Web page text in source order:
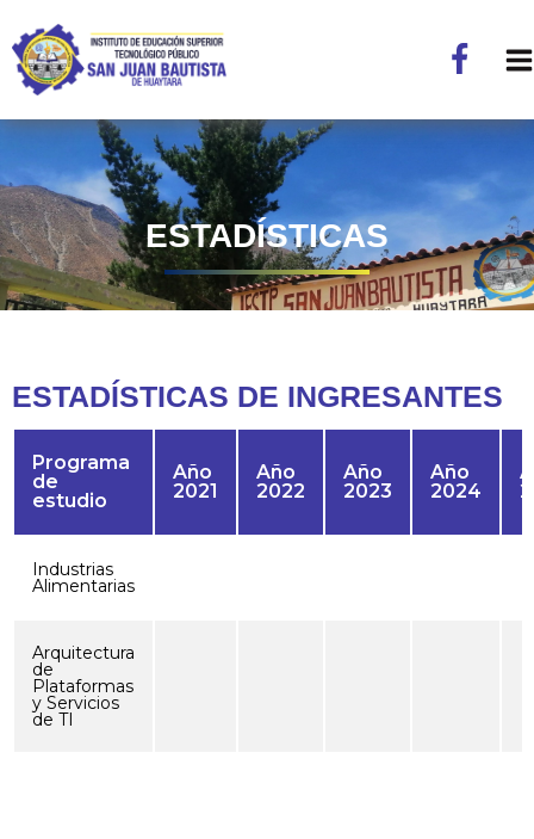
ESTADÍSTICAS
ESTADÍSTICAS DE INGRESANTES
Programa
de
estudio
Año
2021
Año
2022
Año
2023
Año
2024
Industrias
Alimentarias
Arquitectura
de
Plataformas
y Servicios
de TI